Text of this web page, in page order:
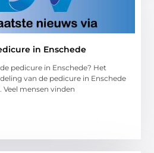
in Enschede
pedicure in Enschede? Het
van de pedicure in Enschede
mensen vinden